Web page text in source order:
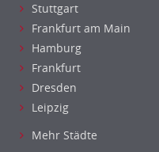
Kunststofftechnik
Leitung, Teamleitung
Luft- und Raumfahrttechnik
Maschinenbau
Materialwissenschaft
Stuttgart
Frankfurt am Main
Hamburg
Frankfurt
Dresden
Leipzig
Mehr Städte